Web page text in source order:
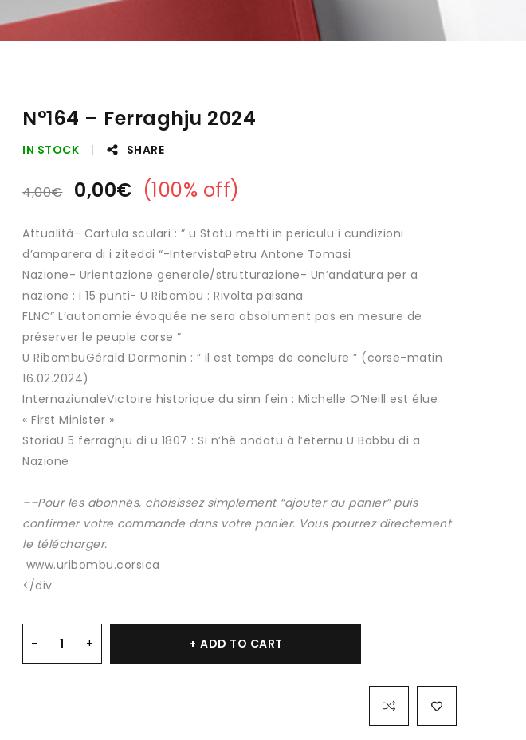
N°164 – Ferraghju 2024
IN STOCK SHARE
4,00€ 0,00€ (100% off)
Attualità- Cartula sculari : ” u Statu metti in periculu i cundizioni
d’amparera di i ziteddi “-IntervistaPetru Antone Tomasi
Nazione- Urientazione generale/strutturazione- Un’andatura per a
nazione : i 15 punti- U Ribombu : Rivolta paisana
FLNC” L’autonomie évoquée ne sera absolument pas en mesure de
préserver le peuple corse ”
U RibombuGérald Darmanin : ” il est temps de conclure ” (corse-matin
16.02.2024)
InternaziunaleVictoire historique du sinn fein : Michelle O’Neill est élue
« First Minister »
StoriaU 5 ferraghju di u 1807 : Si n’hè andatu à l’eternu U Babbu di a
Nazione
––Pour les abonnés, choisissez simplement “ajouter au panier” puis
confirmer votre commande dans votre panier. Vous pourrez directement
le télécharger.
www.uribombu.corsica
</div
ADD TO CART